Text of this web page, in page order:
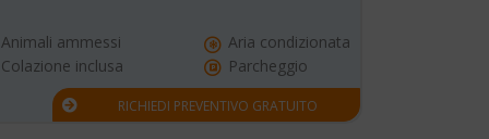
Animali ammessi
Aria condizionata
Colazione inclusa Parcheggio
RICHIEDI PREVENTIVO GRATUITO